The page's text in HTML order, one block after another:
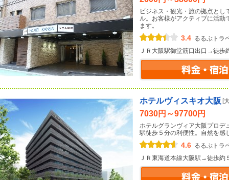
ビジネス・観光・旅の拠点と
ル。お客様がアクティブに活動
ます。
3.4 るるぶトラ
ＪＲ大阪駅御堂筋口出口→徒歩
ホテルヴィスキオ大阪 [
7030円～97700円
ホテルグランヴィア大阪プロデ
駅徒歩５分の利便性。自然を感
4.6 るるぶトラ
ＪＲ東海道本線大阪駅→徒歩約